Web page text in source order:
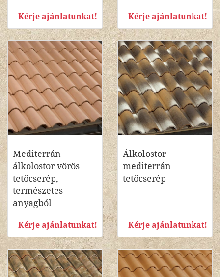
Kérje ajánlatunkat! Kérje ajánlatunkat!
Mediterrán
álkolostor vörös
tetőcserép,
természetes
anyagból
Kérje ajánlatunkat!
Álkolostor
mediterrán
tetőcserép
Kérje ajánlatunkat!